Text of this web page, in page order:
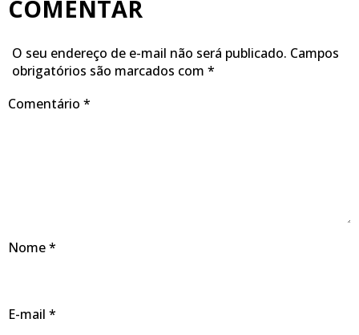
COMENTAR
O seu endereço de e-mail não será publicado. Campos
obrigatórios são marcados com *
Comentário *
Nome*
E-mail *